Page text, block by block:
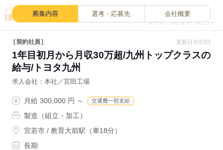
キープ ログイン メニュー
募集内容 選考・応募先 会社概要
契約社員 更新日:8月3日
1年目初月から月収30万超/九州トップクラスの
給与/トヨタ九州
求人会社 本社／宮田工場
月給 300,000 円 ～ 交通費一部支給
製造（組立・加工）
宮若市 / 教育大前駅（車18分）
長期